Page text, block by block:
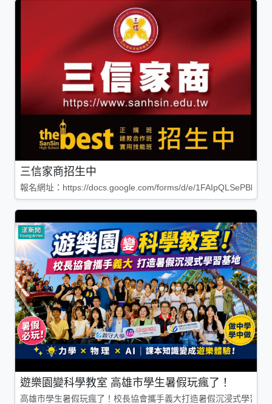
三信家商招生中
報名網址：https://docs.google.com/forms/d/e/
遊樂園變科學教室 高雄市學生暑假玩瘋了！
高雄市學生暑假玩瘋了！校長協會攜手義大打造暑假沉浸式學習基